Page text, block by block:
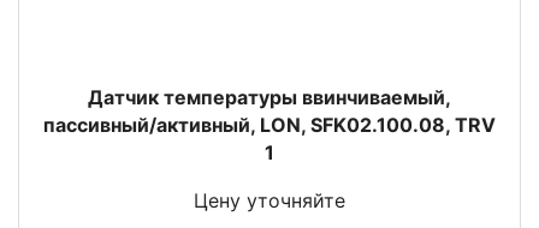
Датчик температуры ввинчиваемый,
пассивный/активный, LON, SFK02.100.08, TRV
1
Цену уточняйте